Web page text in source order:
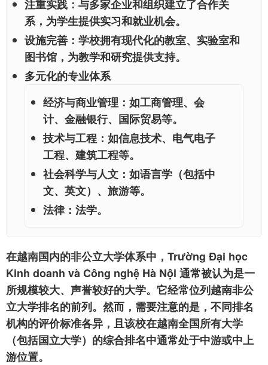
注重实践 ：与多家企业和组织建立了合作关
系，为学生提供实习和就业机会。
设施完善 ：学校拥有现代化的教室、实验室和
图书馆，为教学和研究提供支持。
多元化的专业体系
经济与商业管理：如工商管理、会
计、金融银行、国际贸易等。
技术与工程：如信息技术、电气电子
工程、建筑工程等。
社会科学与人文：如语言学（包括中
文、英文）、旅游等。
法律：法学。
在越南国内的非公立大学体系中，Trường Đại học
Kinh doanh và Công nghệ Hà Nội 通常被认为是一
所规模较大、声誉较好的大学。它经常位列越南非公
立大学排名的前列。然而，需要注意的是，不同排名
机构的评价标准各异，且该校在越南全国所有大学
（包括国立大学）的综合排名中通常处于中游或中上
游位置。